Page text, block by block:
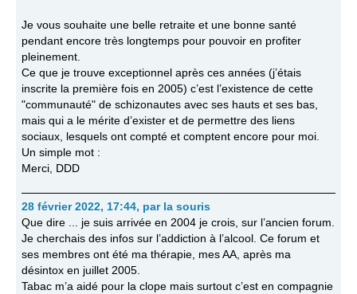
Je vous souhaite une belle retraite et une bonne santé
pendant encore très longtemps pour pouvoir en profiter
pleinement.
Ce que je trouve exceptionnel après ces années (j’étais
inscrite la première fois en 2005) c’est l’existence de cette
"communauté" de schizonautes avec ses hauts et ses bas,
mais qui a le mérite d’exister et de permettre des liens
sociaux, lesquels ont compté et comptent encore pour moi.
Un simple mot :
Merci, DDD
28 février 2022, 17:44, par la souris
Que dire ... je suis arrivée en 2004 je crois, sur l’ancien forum.
Je cherchais des infos sur l’addiction à l’alcool. Ce forum et
ses membres ont été ma thérapie, mes AA, après ma
désintox en juillet 2005.
Tabac m’a aidé pour la clope mais surtout c’est en compagnie